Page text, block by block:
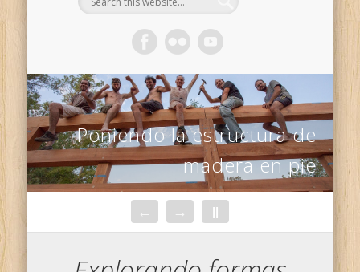
Poniendo la estructura de
madera en pie
← → ||